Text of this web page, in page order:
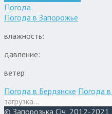
Погода
Погода в Запорожье
влажность:
давление:
ветер:
Погода в Бердянске Погода
загрузка...
© Запорозька Січ, 2012-2021